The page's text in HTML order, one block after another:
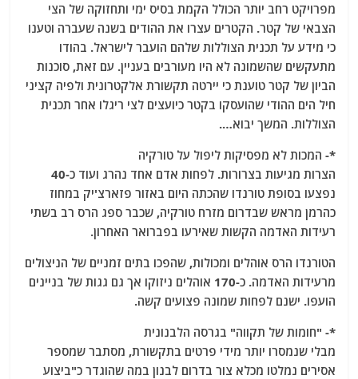
מפרויקט רחב יותר הכולל הקמת בסיס ימי ותחזוקה של הצי
הצבאי של קטר. הקטרים עצרו את ההודים בשנה שעברה וטענו
כי מידע על תכנית הצוללות שלהם הועבר לישראל. בהודו
מתעקשים שהשמונה לא היו מעורבים בעניין. עם זאת, סוכנות
הביון של קטר טוענת כי יירטה תקשורת אלקטרונית ולפיה קציני
חיל הים ההודי שהועסקו בקטר כיועצים לצי ריגלו אחר תכנית
הצוללות. המשך יבוא….
*- המכות לא מפסיקות ליפול על טורקיה
הצרות מגיעות בצרורות. לפחות אדם אחד נהרג ועוד כ-40
נפצעו בסופת טורנדו שהכתה היום באזור פזארצ'יק במחוז
כהרמן מראש שבדרום מזרח טורקיה, שכבר ספג הרס רב בשתי
רעידות האדמה הקשות שאירעו בפברואר האחרון.
הטורנדו הרס אוהלים ומכולות, שהפכו בתים זמניים של הניצולים
מרעידות האדמה. כ-170 אוהלים ניזוקו אך גם גגות של בניינים
הועפו. ישנם לפחות שמונה פצועים קשה.
*- "חומות של תקווה" בגרסה הלבנונית
מבלי שנמסרו יותר מידי פרטים בתקשורת, מסתבר שמספר
אסירים נמלטו מכלא צור בדרום לבנון במה שהוגדר כ"ביצוע